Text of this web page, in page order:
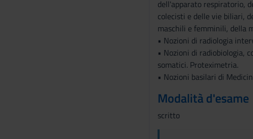
dell'apparato respiratorio,
colecisti e delle vie biliari,
maschili e femminili, della
• Nozioni di radiologia
• Nozioni di radiobiologia,
somatici. Proteximetria.
• Nozioni basilari di
Modalità d'esame
scritto